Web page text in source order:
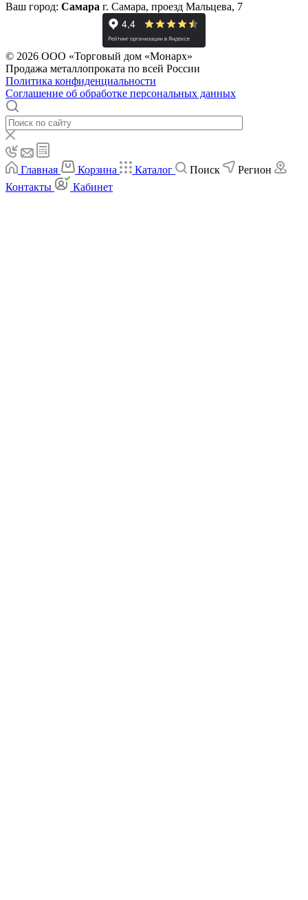
Ваш город: Самара г. Самара, проезд Мальцева, 7
© 2026 ООО «Торговый дом «Монарх»
Продажа металлопроката по всей России
Политика конфиденциальности
Соглашение об обработке персональных данных
Главная Корзина Каталог Поиск
Регион
Контакты
Кабинет